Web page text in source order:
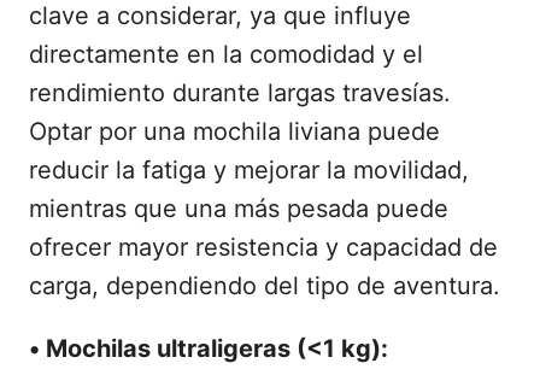
clave a considerar, ya que influye
directamente en la comodidad y el
rendimiento durante largas travesías.
Optar por una mochila liviana puede
reducir la fatiga y mejorar la movilidad,
mientras que una más pesada puede
ofrecer mayor resistencia y capacidad de
carga, dependiendo del tipo de aventura.
• Mochilas ultraligeras (<1 kg):